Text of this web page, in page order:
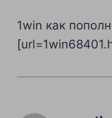
1win как